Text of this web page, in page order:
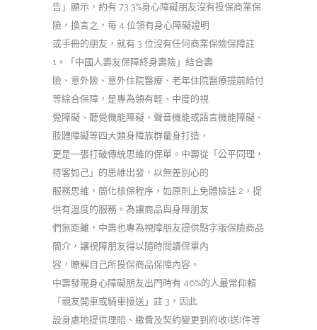
告」顯示，約有 73.3%身心障礙朋友沒有投保商業保
險，換言之，每 4 位領有身心障礙證明
或手冊的朋友，就有 3 位沒有任何商業保險保障註
1。「中國人壽友保障終身壽險」結合壽
險、意外險、意外住院醫療、老年住院醫療提前給付
等綜合保障，是專為領有輕、中度的視
覺障礙、聽覺機能障礙、聲音機能或語言機能障礙、
肢體障礙等四大類身障族群量身打造，
更是一張打破傳統思維的保單。中壽從「公平同理，
待客如己」的思維出發，以無差別心的
服務思維，簡化核保程序，如原則上免體檢註 2，提
供有溫度的服務。為讓商品與身障朋友
們無距離，中壽也專為視障朋友提供點字版保險商品
簡介，讓視障朋友得以隨時閱讀保單內
容，瞭解自己所投保商品保障內容。
中壽發現身心障礙朋友出門時有 46%的人最常仰賴
「親友開車或騎車接送」註 3，因此
設身處地提供理賠、繳費及契約變更到府收(送)件等